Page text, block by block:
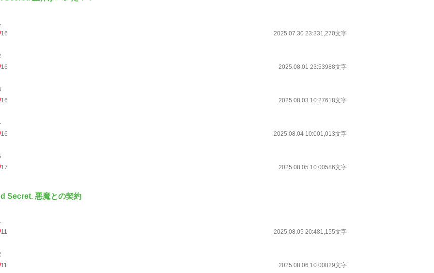
16 2025.07.30 23:331,270文字
16 2025.08.01 23:53988文字
16 2025.08.03 10:27618文字
16 2025.08.04 10:001,013文字
17 2025.08.05 10:00586文字
Secret. 悪魔との契約
11 2025.08.05 20:481,155文字
11 2025.08.06 10:00829文字